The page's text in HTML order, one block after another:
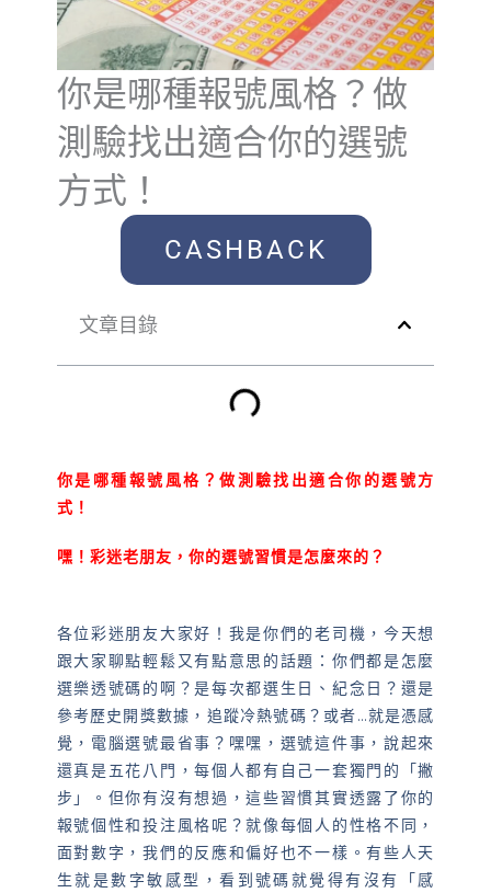
你是哪種報號風格？做
測驗找出適合你的選號
方式！
CASHBACK
文章目錄
你是哪種報號風格？做測驗找出適合你的選號方
式！
嘿！彩迷老朋友，你的選號習慣是怎麼來的？
各位彩迷朋友大家好！我是你們的老司機，今天想
跟大家聊點輕鬆又有點意思的話題：你們都是怎麼
選樂透號碼的啊？是每次都選生日、紀念日？還是
參考歷史開獎數據，追蹤冷熱號碼？或者…就是憑感
覺，電腦選號最省事？嘿嘿，選號這件事，說起來
還真是五花八門，每個人都有自己一套獨門的「撇
步」。但你有沒有想過，這些習慣其實透露了你的
報號個性和投注風格呢？就像每個人的性格不同，
面對數字，我們的反應和偏好也不一樣。有些人天
生就是數字敏感型，看到號碼就覺得有沒有「感